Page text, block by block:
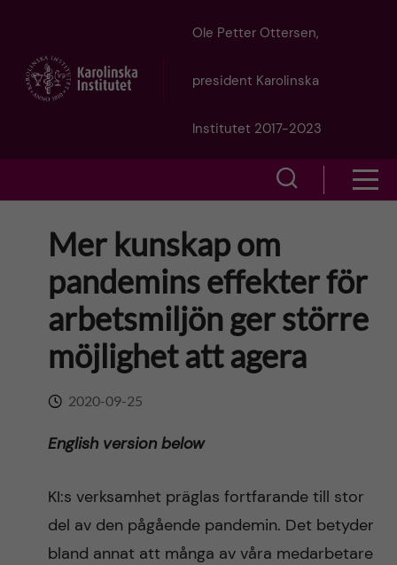
t
Ole Petter Ottersen,
president Karolinska
Institutet 2017-2023
w
s
e
f
i
o
w
Mer kunskap om
pandemins effekter för
arbetsmiljön ger större
möjlighet att agera
2020-09-25
English version below
KI:s verksamhet präglas fortfarande till stor
del av den pågående pandemin. Det betyder
bland annat att många av våra medarbetare